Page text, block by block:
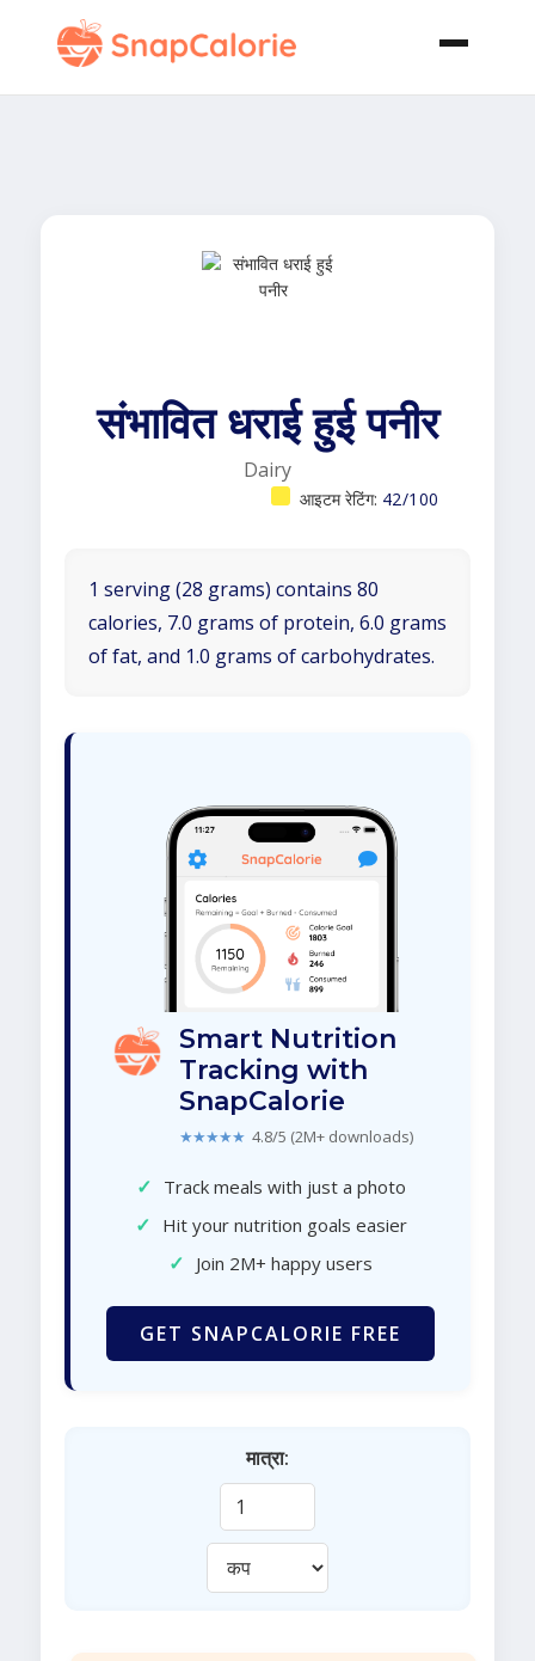
संभावित धराई हुई पनीर
Dairy
आइटम रेटिंग: 42/100
1 serving (28 grams) contains 80
calories, 7.0 grams of protein, 6.0 grams
of fat, and 1.0 grams of carbohydrates.
Smart Nutrition
Tracking with
SnapCalorie
★★★★★ 4.8/5 (2M+ downloads)
✓ Track meals with just a photo
✓ Hit your nutrition goals easier
✓ Join 2M+ happy users
GET SNAPCALORIE FREE
मात्रा: